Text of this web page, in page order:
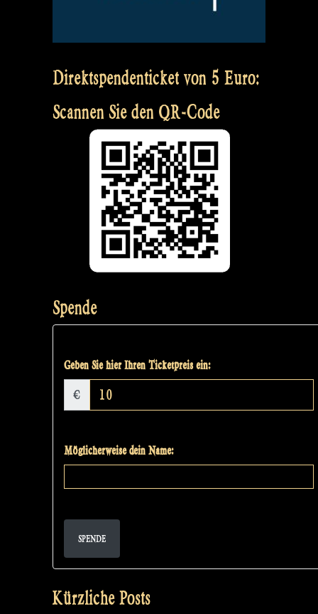
Direktspendenticket von 5 Euro:
Scannen Sie den QR-Code
Spende
Geben Sie hier Ihren Ticketpreis ein:
€
Möglicherweise dein Name:
SPENDE
Kürzliche Posts